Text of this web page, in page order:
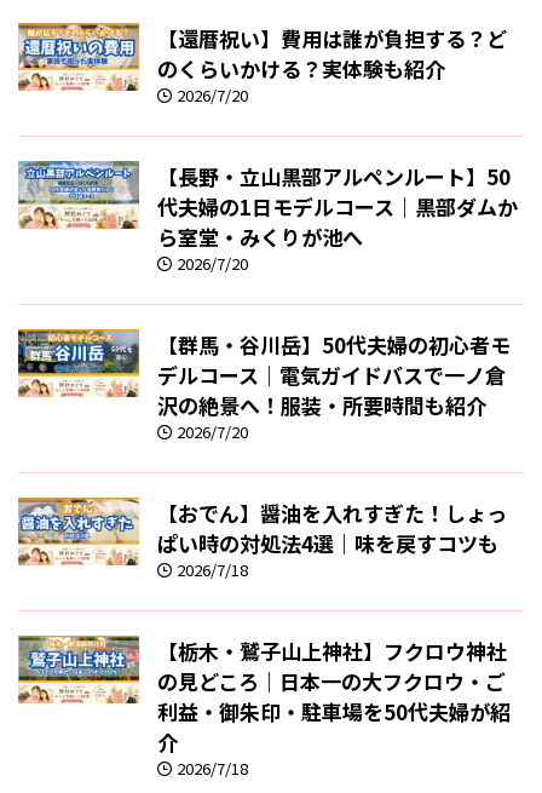
【還暦祝い】費用は誰が負担する？ど
のくらいかける？実体験も紹介
2026/7/20
【長野・立山黒部アルペンルート】50
代夫婦の1日モデルコース｜黒部ダムか
ら室堂・みくりが池へ
2026/7/20
【群馬・谷川岳】50代夫婦の初心者モ
デルコース｜電気ガイドバスで一ノ倉
沢の絶景へ！服装・所要時間も紹介
2026/7/20
【おでん】醤油を入れすぎた！しょっ
ぱい時の対処法4選｜味を戻すコツも
2026/7/18
【栃木・鷲子山上神社】フクロウ神社
の見どころ｜日本一の大フクロウ・ご
利益・御朱印・駐車場を50代夫婦が紹
介
2026/7/18